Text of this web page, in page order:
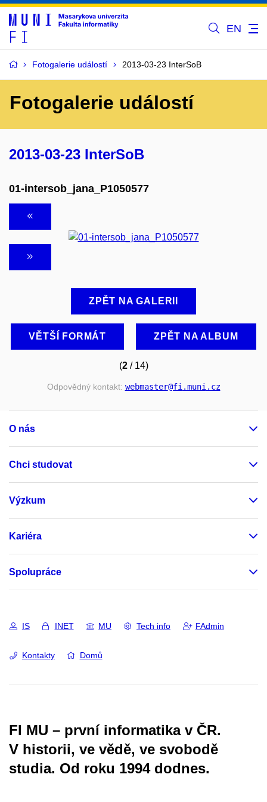
EN
Fotogalerie událostí 2013-03-23 InterSoB
Fotogalerie událostí
2013-03-23 InterSoB
01-intersob_jana_P1050577
ZPĚT NA GALERII
VĚTŠÍ FORMÁT ZPĚT NA ALBUM
(2/ 14)
Odpovědný kontakt: webmaster@fi.muni.cz
O nás
Chci studovat
Výzkum
Kariéra
Spolupráce
IS INET MU Tech info FAdmin
Kontakty Domů
FI MU – první informatika v ČR.
V historii, ve vědě, ve svobodě
studia. Od roku 1994 dodnes.